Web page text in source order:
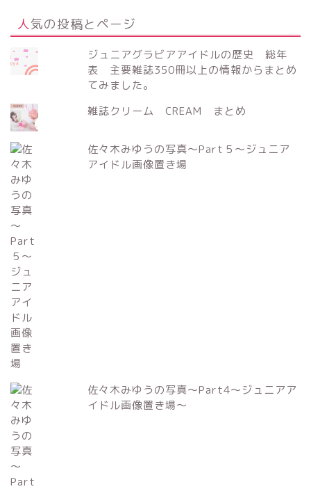
人気の投稿とページ
ジュニアグラビアアイドルの歴史 総年
表 主要雑誌350冊以上の情報からまとめ
てみました。
雑誌クリーム CREAM まとめ
佐々木みゆうの写真～Part５～ジュニア
アイドル画像置き場
佐々木みゆうの写真～Part4～ジュニアア
イドル画像置き場～